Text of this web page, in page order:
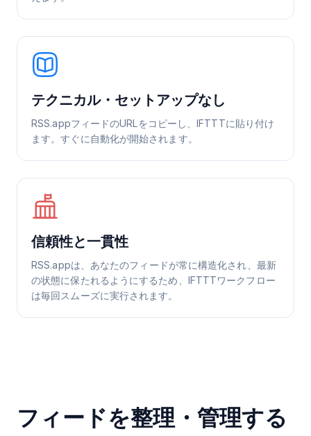
テクニカル・セットアップなし
RSS.appフィードのURLをコピーし、IFTTTに貼り付け
ます。すぐに自動化が開始されます。
信頼性と一貫性
RSS.appは、あなたのフィードが常に構造化され、最新
の状態に保たれるようにするため、IFTTTワークフロー
は毎回スムーズに実行されます。
フィードを整理・管理する